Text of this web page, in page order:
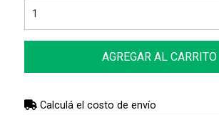
AGREGAR AL CARRITO
Calculá el costo de envío